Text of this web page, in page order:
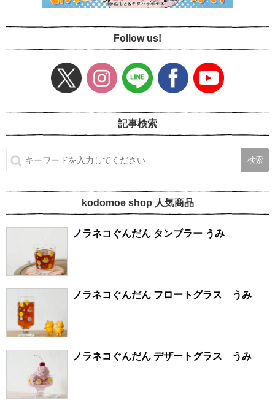
Follow us!
記事検索
kodomoe shop 人気商品
ノラネコぐんだん タンブラー うみ
ノラネコぐんだん フロートグラス うみ
ノラネコぐんだん デザートグラス うみ